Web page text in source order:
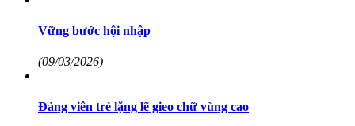
Vững bước hội nhập
(09/03/2026)
Đảng viên trẻ lặng lẽ gieo chữ vùng cao